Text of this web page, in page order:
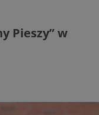
Pieszy” w